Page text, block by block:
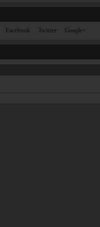
Facebook Twitter Google+